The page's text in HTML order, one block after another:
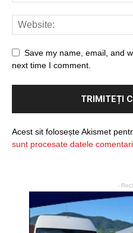
Save my name, email, and
next time I comment.
Acest sit folosește Akismet
sunt procesate datele
-